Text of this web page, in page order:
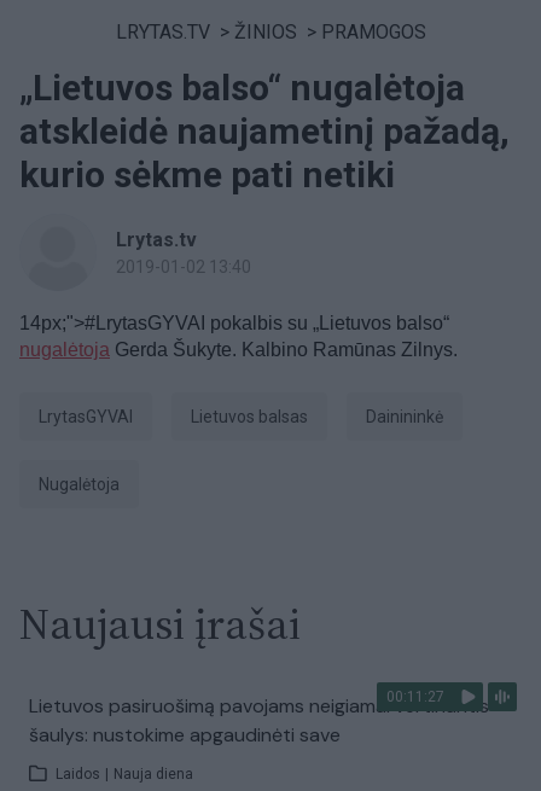
LRYTAS.TV > ŽINIOS > PRAMOGOS
„Lietuvos balso“ nugalėtoja
atskleidė naujametinį pažadą,
kurio sėkme pati netiki
Lrytas.tv
2019-01-02 13:40
14px;">#LrytasGYVAI pokalbis su „Lietuvos balso“
nugalėtoja Gerda Šukyte. Kalbino Ramūnas Zilnys.
LrytasGYVAI Lietuvos balsas dainininkė
nugalėtoja
Naujausi įrašai
00:11:27
Lietuvos pasiruošimą pavojams neigiamai vertinantis
šaulys: nustokime apgaudinėti save
Laidos Nauja diena